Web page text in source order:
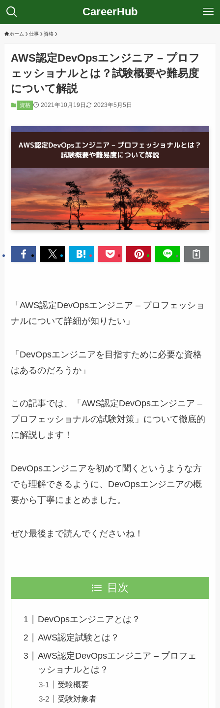
CareerHub
ホーム 仕事 資格
AWS認定DevOpsエンジニア – プロフ
ェッショナルとは？試験概要や難易度
について解説
資格 2021年10月19日 2023年5月5日
「AWS認定DevOpsエンジニア – プロフェッショ
ナルについて詳細が知りたい」
「DevOpsエンジニアを目指すために必要な資格
はあるのだろうか」
この記事では、「AWS認定DevOpsエンジニア –
プロフェッショナルの試験対策」について徹底的
に解説します！
DevOpsエンジニアを初めて聞くというような方
でも理解できるように、DevOpsエンジニアの概
要から丁寧にまとめました。
ぜひ最後まで読んでくださいね！
目次
DevOpsエンジニアとは？
AWS認定試験とは？
AWS認定DevOpsエンジニア – プロフェ
ッショナルとは？
受験概要
受験対象者